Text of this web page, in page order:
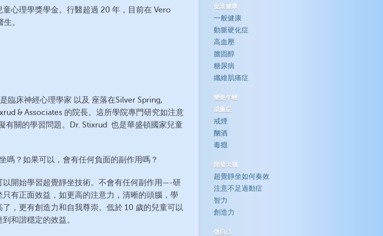
心理學獎學金。行醫超過 20 年，目前在 Vero
。
臨床神經心理學家 以及 座落在Silver Spring,
& Associates 的院長。這所學院專門研究如注意
有關的學習問題。Dr. Stixrud 也是華盛頓國家兒童
嗎？如果可以，會有任何負面的副作用嗎？
以開始學習超覺靜坐技術。不會有任何副作用—-研
有正面效益，如更高的注意力，清晰的頭腦，學
，更有創造力和自我尊崇。低於 10 歲的兒童可以
和諧穩定的效益。
促進健康
一般健康
動脈硬化症
高血壓
膽固醇
糖尿病
纖維肌痛症
變更年輕
成癒症
戒煙
酗酒
毒癮
開發大腦
超覺靜坐如何奏效
注意不足過動症
智力
創造力
做自己